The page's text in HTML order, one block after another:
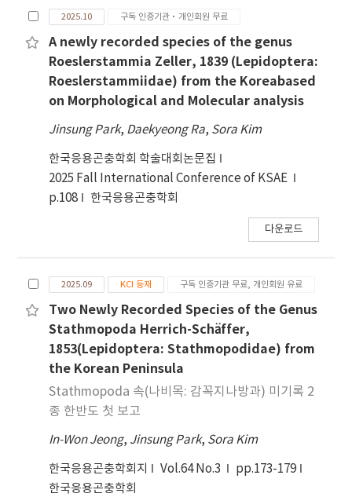
2025.10 구독 인증기관·개인회원 무료
A newly recorded species of the genus
Roeslerstammia Zeller, 1839 (Lepidoptera:
Roeslerstammiidae) from the Koreabased
on Morphological and Molecular analysis
Jinsung Park, Daekyeong Ra, Sora Kim
한국응용곤충학회 학술대회논문집
2025 Fall International Conference of KSAE
p.108
한국응용곤충학회
다운로드
2025.09 KCI 등재 구독 인증기관 무료, 개인회원 유료
Two Newly Recorded Species of the Genus
Stathmopoda Herrich-Schäffer,
1853(Lepidoptera: Stathmopodidae) from
the Korean Peninsula
Stathmopoda 속(나비목: 감꼭지나방과) 미기록 2
종 한반도 첫 보고
In-Won Jeong, Jinsung Park, Sora Kim
한국응용곤충학회지 Vol.64 No.3
pp.173-179
한국응용곤충학회